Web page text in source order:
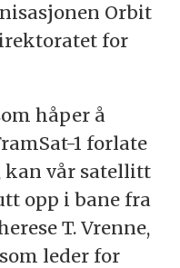
Orbit
for
håper å
1 forlate
kan vår satellitt
opp i bane fra
T. Vrenne,
leder for